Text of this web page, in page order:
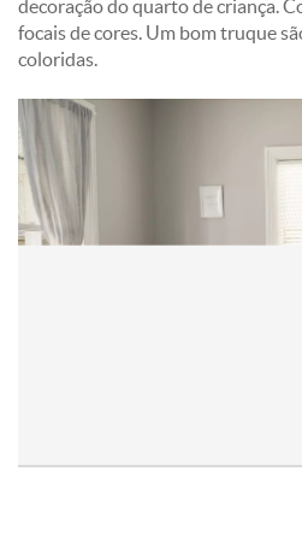
decoração do quarto de criança.
focais de cores. Um bom truque
coloridas.